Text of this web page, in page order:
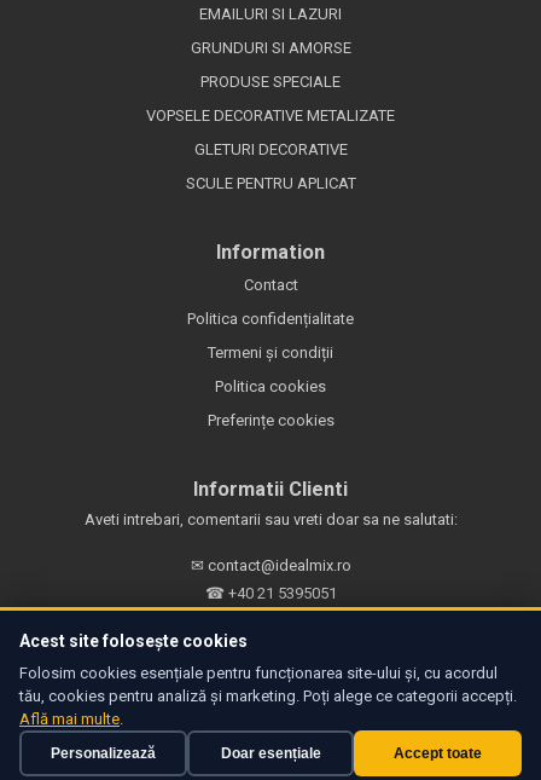
EMAILURI SI LAZURI
GRUNDURI SI AMORSE
PRODUSE SPECIALE
VOPSELE DECORATIVE METALIZATE
GLETURI DECORATIVE
SCULE PENTRU APLICAT
Information
Contact
Politica confidențialitate
Termeni și condiții
Politica cookies
Preferințe cookies
Informatii Clienti
Aveti intrebari, comentarii sau vreti doar sa ne salutati:
✉ contact@idealmix.ro
☎ +40 21 5395051
📍 IDEALMIX B-dul Timisoara nr. 100T
© 2026 ALL RIGHTS RESERVED. TERMENI SI CONDITII
Acest site folosește cookies
Folosim cookies esențiale pentru funcționarea site-ului și, cu acordul
tău, cookies pentru analiză și marketing. Poți alege ce categorii accepți.
Află mai multe.
Personalizează Doar esențiale Accept toate